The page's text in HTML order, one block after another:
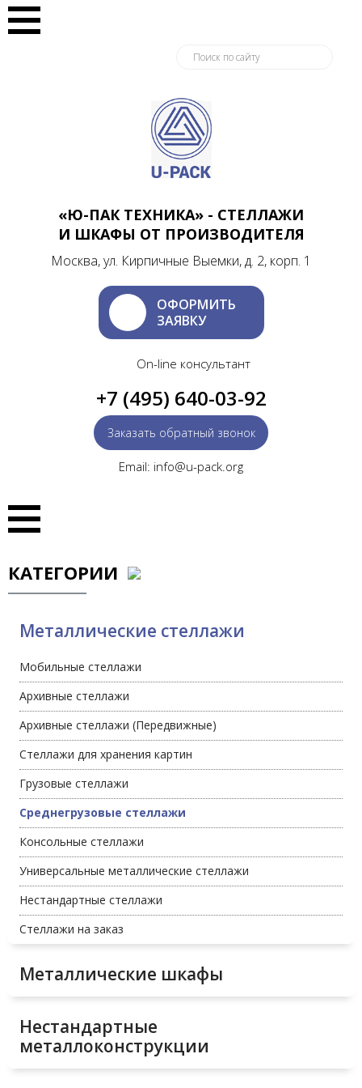
«Ю-ПАК ТЕХНИКА» - СТЕЛЛАЖИ
И ШКАФЫ ОТ ПРОИЗВОДИТЕЛЯ
Москва, ул. Кирпичные Выемки, д. 2, корп. 1
ОФОРМИТЬ
ЗАЯВКУ
On-line консультант
+7 (495) 640-03-92
Заказать обратный звонок
Email: info@u-pack.org
КАТЕГОРИИ
Металлические стеллажи
Мобильные стеллажи
Архивные стеллажи
Архивные стеллажи (Передвижные)
Стеллажи для хранения картин
Грузовые стеллажи
Среднегрузовые стеллажи
Консольные стеллажи
Универсальные металлические стеллажи
Нестандартные стеллажи
Стеллажи на заказ
Металлические шкафы
Нестандартные
металлоконструкции